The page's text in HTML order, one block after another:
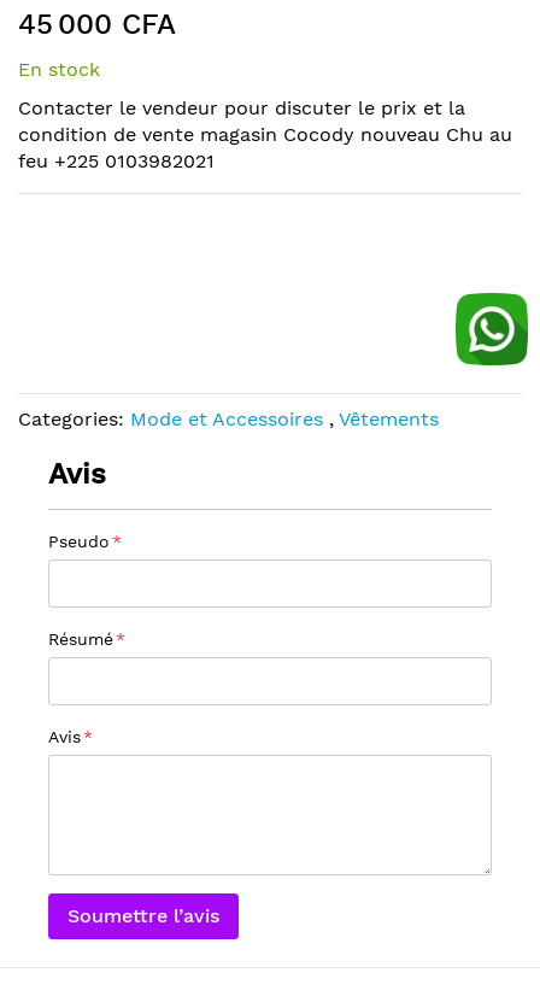
the
images
gallery
to
beginning
of
the
images
45 000 CFA
En stock
Contacter le vendeur pour discuter le prix et la
condition de vente magasin Cocody nouveau Chu au
feu +225 0103982021
Categories: Mode et Accessoires , Vêtements
Avis
Pseudo
Résumé
Avis
Soumettre l’avis